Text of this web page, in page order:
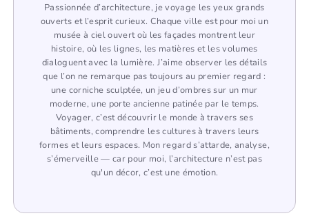
Passionnée d’architecture, je voyage les yeux grands
ouverts et l’esprit curieux. Chaque ville est pour moi un
musée à ciel ouvert où les façades montrent leur
histoire, où les lignes, les matières et les volumes
dialoguent avec la lumière. J’aime observer les détails
que l’on ne remarque pas toujours au premier regard :
une corniche sculptée, un jeu d’ombres sur un mur
moderne, une porte ancienne patinée par le temps.
Voyager, c’est découvrir le monde à travers ses
bâtiments, comprendre les cultures à travers leurs
formes et leurs espaces. Mon regard s’attarde, analyse,
s’émerveille — car pour moi, l’architecture n’est pas
qu'un décor, c’est une émotion.